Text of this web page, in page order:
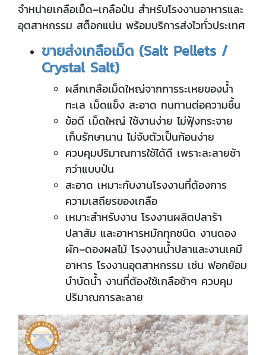
จำหน่ายเกลือเม็ด–เกลือป่น สำหรับโรงงานอาหารและ
อุตสาหกรรม สต็อกแน่น พร้อมบริการส่งไวทั่วประเทศ
ขายส่งเกลือเม็ด (Salt Pellets /
Crystal Salt)
ผลึกเกลือเม็ดใหญ่จากการระเหยของน้ำ
ทะเล เม็ดแข็ง สะอาด ทนทานต่อความชื้น
ข้อดี เม็ดใหญ่ ใช้งานง่าย ไม่ฟุ้งกระจาย
เก็บรักษานาน ไม่จับตัวเป็นก้อนง่าย
ควบคุมปริมาณการใช้ได้ดี เพราะละลายช้า
กว่าแบบป่น
สะอาด เหมาะกับงานโรงงานที่ต้องการ
ความเสถียรของเกลือ
เหมาะสำหรับงาน โรงงานผลิตปลาร้า
ปลาส้ม และอาหารหมักทุกชนิด งานดอง
ผัก–ดองผลไม้ โรงงานน้ำปลาและงานเคมี
อาหาร โรงงานอุตสาหกรรม เช่น ฟอกย้อม
บำบัดน้ำ งานที่ต้องใช้เกลือช้าๆ ควบคุม
ปริมาณการละลาย